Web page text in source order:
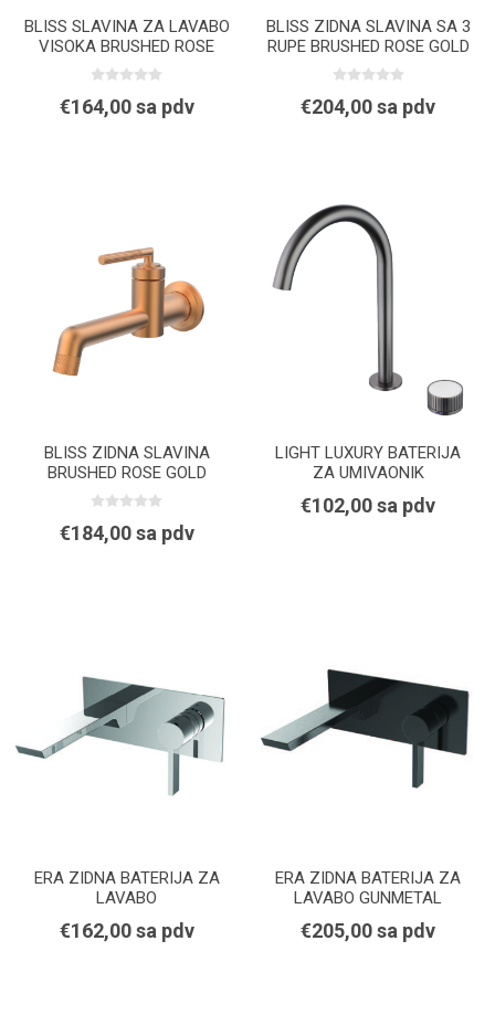
BLISS SLAVINA ZA LAVABO
VISOKA BRUSHED ROSE
GOLD
€164,00 sa pdv
BLISS ZIDNA SLAVINA SA 3
RUPE BRUSHED ROSE GOLD
€204,00 sa pdv
BLISS ZIDNA SLAVINA
BRUSHED ROSE GOLD
€184,00 sa pdv
LIGHT LUXURY BATERIJA
ZA UMIVAONIK
€102,00 sa pdv
ERA ZIDNA BATERIJA ZA
LAVABO
€162,00 sa pdv
ERA ZIDNA BATERIJA ZA
LAVABO GUNMETAL
€205,00 sa pdv